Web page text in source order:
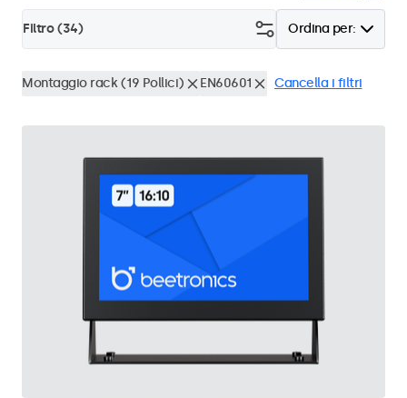
Ordina per:
Filtro (34)
Montaggio rack (19 Pollici) EN60601 Cancella i filtri